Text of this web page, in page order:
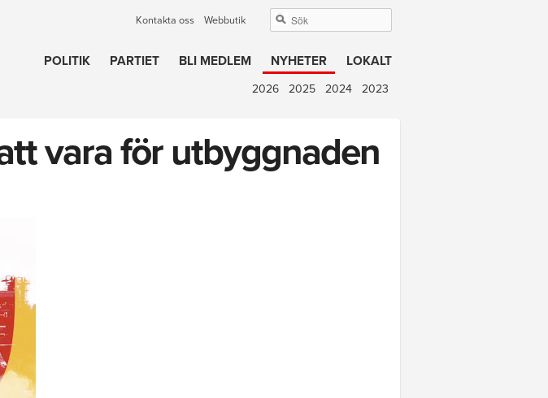
Kontakta oss Webbutik
POLITIK PARTIET BLI MEDLEM NYHETER LOKALT
2026 2025 2024 2023
vara för utbyggnaden